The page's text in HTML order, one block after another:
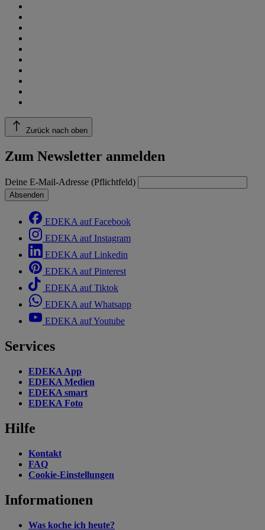
Zurück nach oben
Zum Newsletter anmelden
Deine E-Mail-Adresse (Pflichtfeld)
Absenden
EDEKA auf Facebook
EDEKA auf Instagram
EDEKA auf Linkedin
EDEKA auf Pinterest
EDEKA auf Tiktok
EDEKA auf Whatsapp
EDEKA auf Youtube
Services
EDEKA App
EDEKA Medien
EDEKA smart
EDEKA Foto
Hilfe
Kontakt
FAQ
Cookie-Einstellungen
Informationen
Was koche ich heute?